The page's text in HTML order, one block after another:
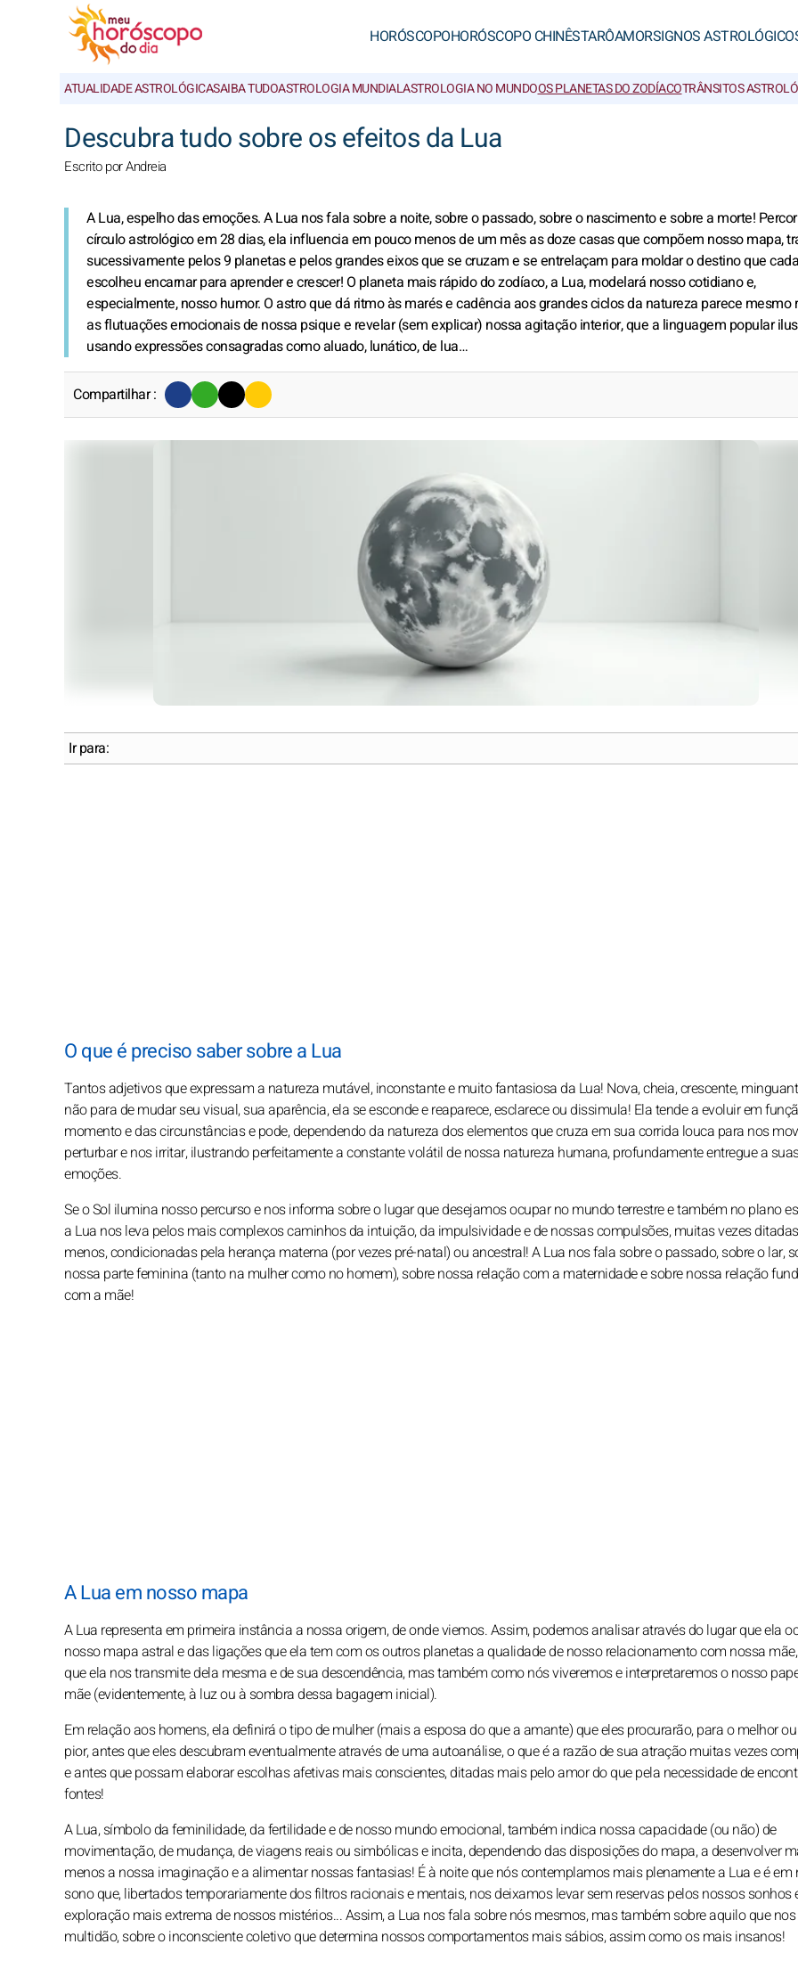
HORÓSCOPOHORÓSCOPO CHINÊSTARÔAMORSIGNOS
ATUALIDADE ASTROLÓGICASAIBA TUDOASTROLOGIA MUNDIALASTROLOGIA NO MUNDOOS PLANETAS DO ZODÍACOTRÂNSITOS
Descubra tudo sobre os efeitos da Lua
Escrito por Andreia
A Lua, espelho das emoções. A Lua nos fala sobre a noite, sobre o passado, sobre o nascimento e sobre a morte!
círculo astrológico em 28 dias, ela influencia em pouco menos de um mês as doze casas que compõem nosso mapa,
sucessivamente pelos 9 planetas e pelos grandes eixos que se cruzam e se entrelaçam para moldar o destino que
escolheu encarnar para aprender e crescer! O planeta mais rápido do zodíaco, a Lua, modelará nosso cotidiano e,
especialmente, nosso humor. O astro que dá ritmo às marés e cadência aos grandes ciclos da natureza parece mesmo
as flutuações emocionais de nossa psique e revelar (sem explicar) nossa agitação interior, que a linguagem popular
usando expressões consagradas como aluado, lunático, de lua…
Compartilhar :
Ir para:
O que é preciso saber sobre a Lua
Tantos adjetivos que expressam a natureza mutável, inconstante e muito fantasiosa da Lua! Nova, cheia, crescente,
não para de mudar seu visual, sua aparência, ela se esconde e reaparece, esclarece ou dissimula! Ela tende a evoluir em
momento e das circunstâncias e pode, dependendo da natureza dos elementos que cruza em sua corrida louca para nos
perturbar e nos irritar, ilustrando perfeitamente a constante volátil de nossa natureza humana, profundamente entregue a
emoções.
Se o Sol ilumina nosso percurso e nos informa sobre o lugar que desejamos ocupar no mundo terrestre e também no plano
a Lua nos leva pelos mais complexos caminhos da intuição, da impulsividade e de nossas compulsões, muitas vezes
menos, condicionadas pela herança materna (por vezes pré-natal) ou ancestral! A Lua nos fala sobre o passado, sobre o lar,
nossa parte feminina (tanto na mulher como no homem), sobre nossa relação com a maternidade e sobre nossa relação
com a mãe!
A Lua em nosso mapa
A Lua representa em primeira instância a nossa origem, de onde viemos. Assim, podemos analisar através do lugar que ela
nosso mapa astral e das ligações que ela tem com os outros planetas a qualidade de nosso relacionamento com nossa
que ela nos transmite dela mesma e de sua descendência, mas também como nós viveremos e interpretaremos o nosso
mãe (evidentemente, à luz ou à sombra dessa bagagem inicial).
Em relação aos homens, ela definirá o tipo de mulher (mais a esposa do que a amante) que eles procurarão, para o melhor
pior, antes que eles descubram eventualmente através de uma autoanálise, o que é a razão de sua atração muitas vezes
e antes que possam elaborar escolhas afetivas mais conscientes, ditadas mais pelo amor do que pela necessidade de
fontes!
A Lua, símbolo da feminilidade, da fertilidade e de nosso mundo emocional, também indica nossa capacidade (ou não) de
movimentação, de mudança, de viagens reais ou simbólicas e incita, dependendo das disposições do mapa, a desenvolver
menos a nossa imaginação e a alimentar nossas fantasias! É à noite que nós contemplamos mais plenamente a Lua e é em
sono que, libertados temporariamente dos filtros racionais e mentais, nos deixamos levar sem reservas pelos nossos sonhos
exploração mais extrema de nossos mistérios... Assim, a Lua nos fala sobre nós mesmos, mas também sobre aquilo que
multidão, sobre o inconsciente coletivo que determina nossos comportamentos mais sábios, assim como os mais insanos!